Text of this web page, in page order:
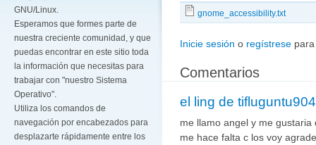
GNU/Linux.
Esperamos que formes parte de
nuestra creciente comunidad, y que
puedas encontrar en este sitio toda
la información que necesitas para
trabajar con "nuestro Sistema
Operativo".
Utiliza los comandos de
navegación por encabezados para
desplazarte rápidamente entre los
gnome_accessibility.txt
Inicie sesión o regístrese
Comentarios
el ling de
me llamo angel y me
me hace falta c los voy